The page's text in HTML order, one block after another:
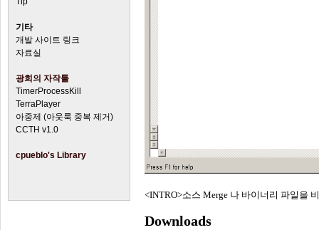
기타
개발 사이트 링크
자료실
광희의 자작툴
TimerProcessKill
TerraPlayer
아중제 (아웃룩 중복 제거)
CCTH v1.0
cpueblo's Library
<INTRO>소스 Merge 나 바이너리 파일을
Downloads